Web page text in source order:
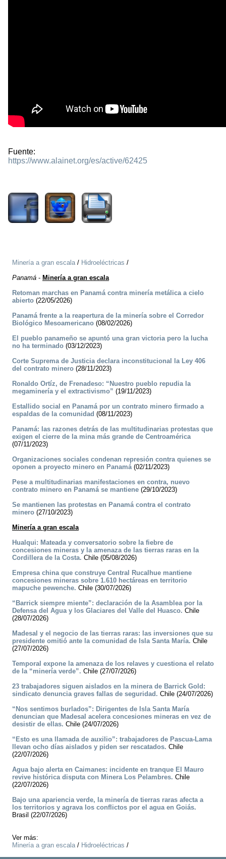
Fuente:
https://www.alainet.org/es/active/62425
Minería a gran escala/ Hidroeléctricas /
Panamá - Minería a gran escala
Retoman marchas en Panamá contra minería metálica a cielo
abierto (22/05/2026)
Panamá frente a la reapertura de la minería sobre el Corredor
Biológico Mesoamericano (08/02/2026)
El pueblo panameño se apuntó una gran victoria pero la lucha
no ha terminado (03/12/2023)
Corte Suprema de Justicia declara inconstitucional la Ley 406
del contrato minero (28/11/2023)
Ronaldo Ortíz, de Frenadeso: “Nuestro pueblo repudia la
megaminería y el extractivismo” (19/11/2023)
Estallido social en Panamá por un contrato minero firmado a
espaldas de la comunidad (08/11/2023)
Panamá: las razones detrás de las multitudinarias protestas que
exigen el cierre de la mina más grande de Centroamérica
(07/11/2023)
Organizaciones sociales condenan represión contra quienes se
oponen a proyecto minero en Panamá(02/11/2023)
Pese a multitudinarias manifestaciones en contra, nuevo
contrato minero en Panamá se mantiene (29/10/2023)
Se mantienen las protestas en Panamá contra el contrato
minero (27/10/2023)
Minería a gran escala
Hualqui: Mateada y conversatorio sobre la fiebre de
concesiones mineras y la amenaza de las tierras raras en la
Cordillera de la Costa. Chile (05/08/2026)
Empresa china que construye Central Rucalhue mantiene
concesiones mineras sobre 1.610 hectáreas en territorio
mapuche pewenche. Chile (30/07/2026)
“Barrick siempre miente”: declaración de la Asamblea por la
Defensa del Agua y los Glaciares del Valle del Huasco. Chile
(28/07/2026)
Madesal y el negocio de las tierras raras: las inversiones que su
presidente omitió ante la comunidad de Isla Santa María. Chile
(27/07/2026)
Temporal expone la amenaza de los relaves y cuestiona el relato
de la “minería verde”. Chile (27/07/2026)
23 trabajadores siguen aislados en la minera de Barrick Gold:
sindicato denuncia graves fallas de seguridad. Chile (24/07/2026)
“Nos sentimos burlados”: Dirigentes de Isla Santa María
denuncian que Madesal acelera concesiones mineras en vez de
desistir de ellas. Chile (24/07/2026)
“Esto es una llamada de auxilio”: trabajadores de Pascua-Lama
llevan ocho días aislados y piden ser rescatados. Chile
(22/07/2026)
Agua bajo alerta en Caimanes: incidente en tranque El Mauro
revive histórica disputa con Minera Los Pelambres. Chile
(22/07/2026)
Bajo una apariencia verde, la minería de tierras raras afecta a
los territorios y agrava los conflictos por el agua en Goiás.
Brasil (22/07/2026)
Ver más:
Minería a gran escala/ Hidroeléctricas /